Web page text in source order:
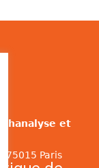
et
75015 Paris